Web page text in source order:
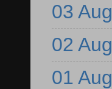
03 Aug
02 Aug
01 Aug